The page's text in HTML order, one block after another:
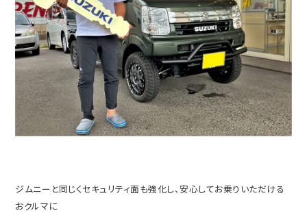
ジムニーと同じくセキュリティ面も強化し、安心してお乗りいただける
おクルマに